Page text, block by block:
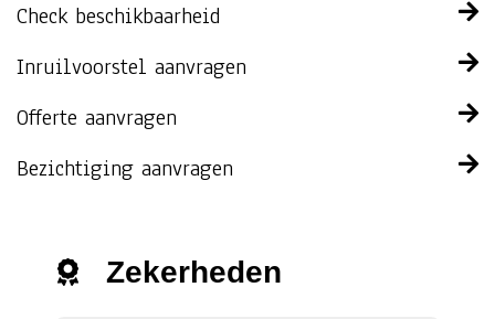
Check beschikbaarheid
Inruilvoorstel aanvragen
Offerte aanvragen
Bezichtiging aanvragen
Zekerheden